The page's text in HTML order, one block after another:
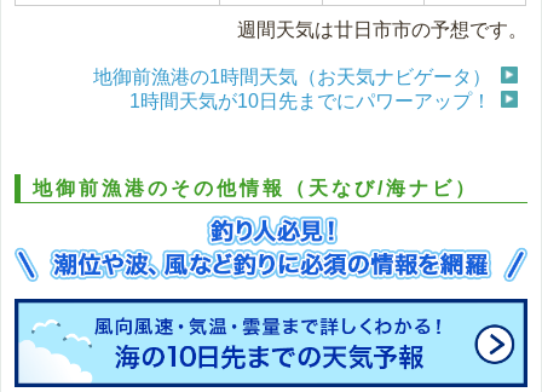
週間天気は廿日市市の予想です。
地御前漁港の1時間天気（お天気ナビゲータ）
1時間天気が10日先までにパワーアップ！
地御前漁港のその他情報（天なび/海ナビ）